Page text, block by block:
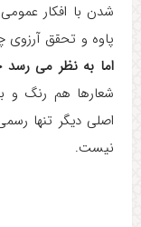
شدن با افکار
پاوه و تحقق آرزوی
اما به نظر می رسد
شعارها هم رنگ و
اصلی دیگر تنها
نیست.